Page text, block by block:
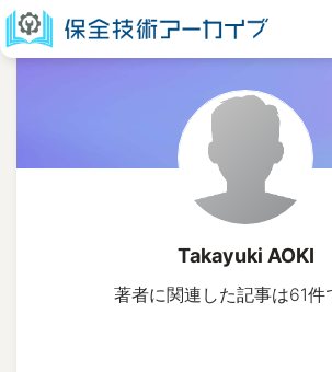
Takayuki AOKI
著者に関連した記事は61件